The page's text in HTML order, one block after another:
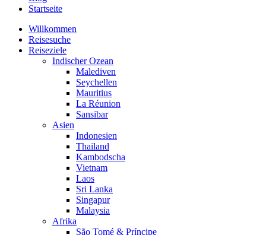
Startseite
Willkommen
Reisesuche
Reiseziele
Indischer Ozean
Malediven
Seychellen
Mauritius
La Réunion
Sansibar
Asien
Indonesien
Thailand
Kambodscha
Vietnam
Laos
Sri Lanka
Singapur
Malaysia
Afrika
São Tomé & Príncipe